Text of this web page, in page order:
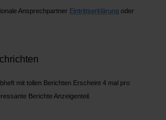
Ansprechpartner Eintrittserklärung oder
mit tollen Berichten Erscheint 4 mal pro
Berichte Anzeigenteil.